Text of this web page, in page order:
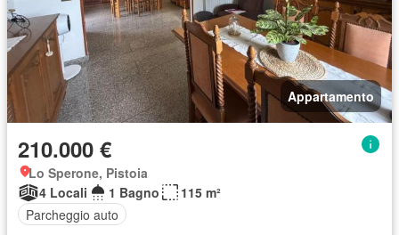
Appartamento
210.000 €
Lo Sperone, Pistoia
4 Locali
1 Bagno
115 m²
Parcheggio auto